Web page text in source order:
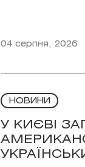
04 серпня, 2026
НОВИНИ
У КИЄВІ